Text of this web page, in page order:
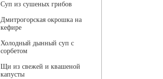
Суп из сушеных грибов
Дмитрогорская окрошка на
кефире
Холодный дынный суп с
сорбетом
Щи из свежей и квашеной
капусты